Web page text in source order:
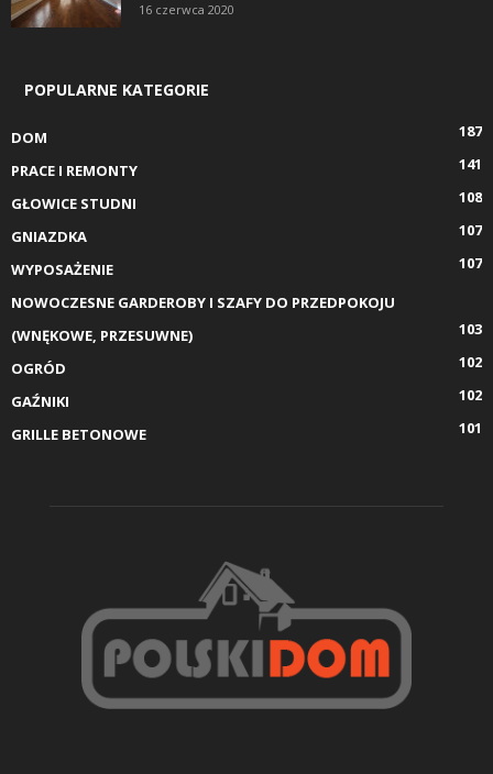
16 czerwca 2020
POPULARNE KATEGORIE
DOM
187
PRACE I REMONTY
141
GŁOWICE STUDNI
108
GNIAZDKA
107
WYPOSAŻENIE
107
NOWOCZESNE GARDEROBY I SZAFY DO PRZEDPOKOJU
(WNĘKOWE, PRZESUWNE)
103
OGRÓD
102
GAŹNIKI
102
GRILLE BETONOWE
101